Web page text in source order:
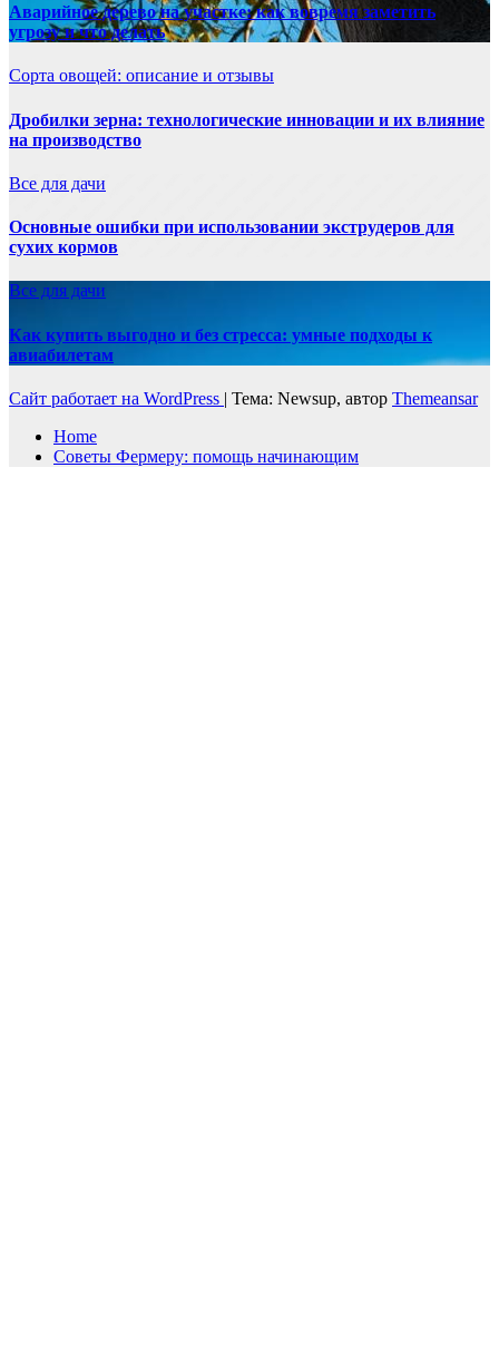
Аварийное дерево на участке: как вовремя заметить
угрозу и что делать
Сорта овощей: описание и отзывы
Дробилки зерна: технологические инновации и их влияние
на производство
Все для дачи
Основные ошибки при использовании экструдеров для
сухих кормов
Все для дачи
Как купить выгодно и без стресса: умные подходы к
авиабилетам
Сайт работает на WordPress | Тема: Newsup, автор Themeansar
Home
Советы Фермеру: помощь начинающим